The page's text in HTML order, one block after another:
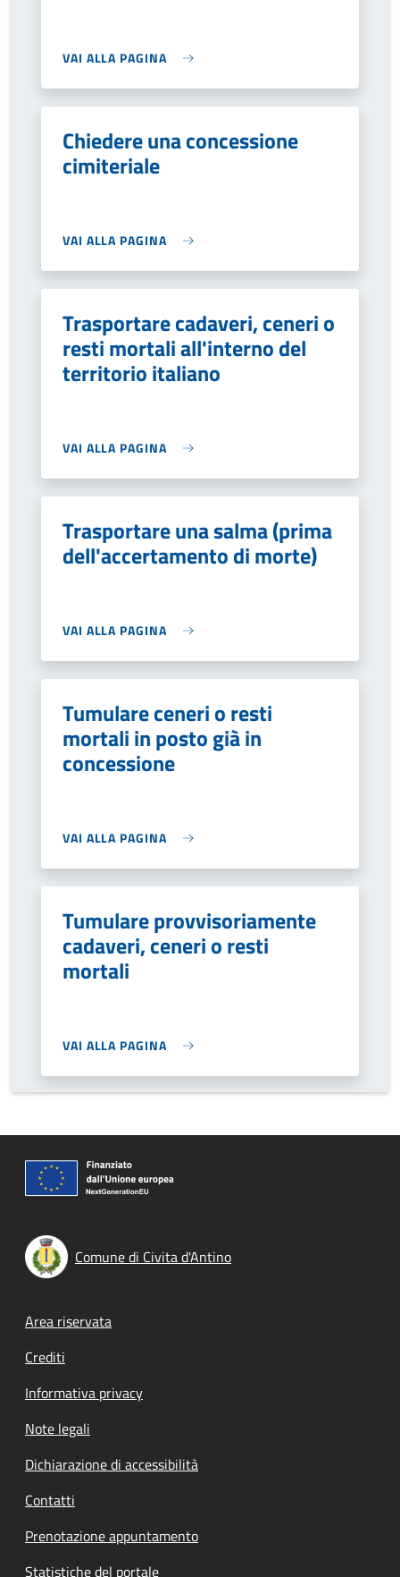
VAI ALLA PAGINA
Chiedere una concessione
cimiteriale
VAI ALLA PAGINA
Trasportare cadaveri, ceneri o
resti mortali all'interno del
territorio italiano
VAI ALLA PAGINA
Trasportare una salma (prima
dell'accertamento di morte)
VAI ALLA PAGINA
Tumulare ceneri o resti
mortali in posto già in
concessione
VAI ALLA PAGINA
Tumulare provvisoriamente
cadaveri, ceneri o resti
mortali
VAI ALLA PAGINA
Comune di Civita d'Antino
Footer menu
Area riservata
Crediti
Informativa privacy
Note legali
Dichiarazione di accessibilità
Contatti
Prenotazione appuntamento
Statistiche del portale